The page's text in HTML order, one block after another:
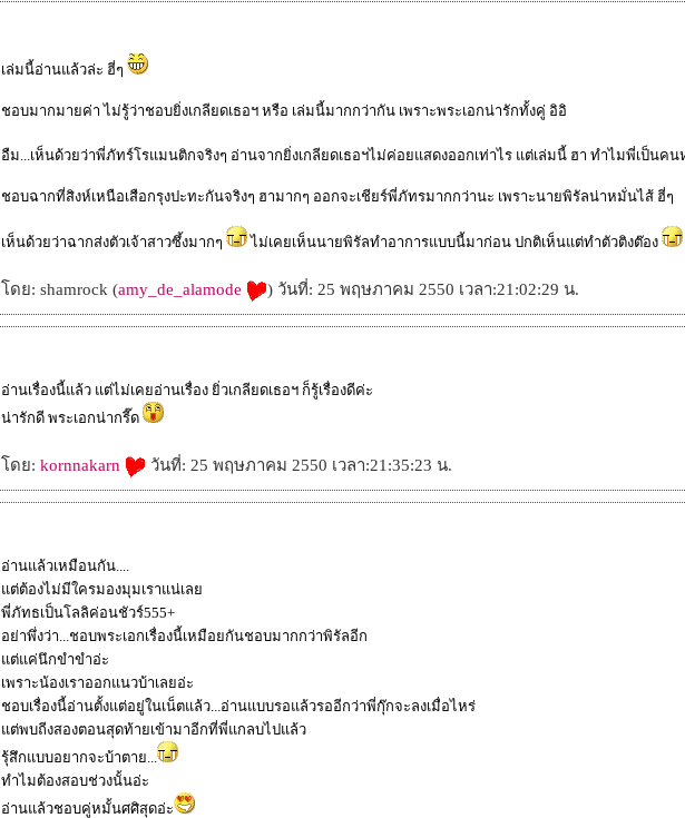
เล่มนี้อ่านแล้วล่ะ ฮี่ๆ
ชอบมากมายค่า ไม่รู้ว่าชอบยิ่งเกลียดเธอฯ หรือ เล่มนี้มากกว่ากัน เพราะพระเอกน่ารักทั้งคู่ อิอิ
อืม...เห็นด้วยว่าพี่ภัทร์โรแมนติกจริงๆ อ่านจากยิ่งเกลียดเธอฯไม่ค่อยแสดงออกเท่าไร แต่เล่มนี้ ฮา ทำไมพี่เป็นคน
ชอบฉากที่สิงห์เหนือเสือกรุงปะทะกันจริงๆ ฮามากๆ ออกจะเชียร์พี่ภัทรมากกว่านะ เพราะนายพิรัลน่าหมั่นไส้ ฮี่ๆ
เห็นด้วยว่าฉากส่งตัวเจ้าสาวซึ้งมากๆ ไม่เคยเห็นนายพิรัลทำอาการแบบนี้มาก่อน ปกติเห็นแต่ทำตัวติงต๊อง
ดย: shamrock (amy_de_alamode ) วันที่: 25 พฤษภาคม 2550 เวลา:21:02:29 น.
อ่านเรื่องนี้แล้ว แต่ไม่เคยอ่านเรื่อง ยิ่วเกลียดเธอฯ ก็รู้เรื่องดีค่ะ
น่ารักดี พระเอกน่ากรี๊ด
ดย: kornnakarn วันที่: 25 พฤษภาคม 2550 เวลา:21:35:23 น.
อ่านแล้วเหมือนกัน....
ต่ต้องไม่มีใครมองมุมเราแน่เล
พี่ภัทธเป็นโลลิค่อนชัวร์555+
อย่าพึ่งว่า...ชอบพระเอกเรื่องนี้เหมือยกันชอบมากกว่าพิรัลอีก
ต่แค่นึกขำขำอ่ะ
เพราะน้องเราออกแนวบ้าเลยอ่ะ
ชอบเรื่องนี้อ่านตั้งแต่อยู่ในเน็ตแล้ว...อ่านแบบรอแล้วรออีกว่าพี่กุ๊กจะลงเมื่อไหร่
ต่พบถีงสองตอนสุดท้ายเข้ามาอีกที่พี่แกลบไปแล้ว
รุ้สึกแบบอยากจะบ้าตาย...
ทำไมต้องสอบช่วงนั้นอ่ะ
อ่านแล้วชอบคู่หมั้นศศิสุดอ่ะ